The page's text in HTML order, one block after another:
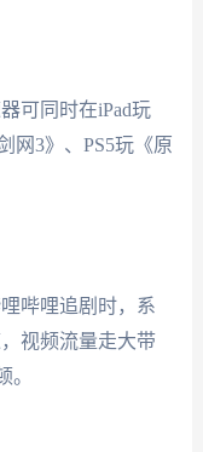
可同时在iPad玩
网3》、PS5玩《原
哔哩追剧时，系
视频流量走大带
。